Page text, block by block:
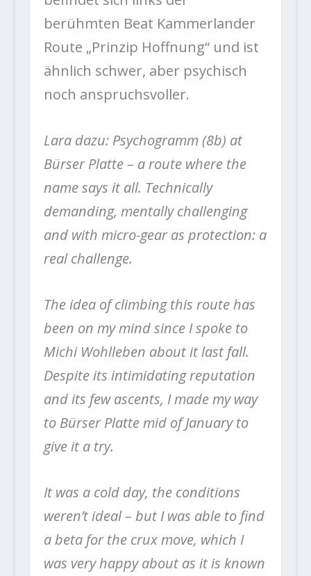
berühmten Beat Kammerlander
Route „Prinzip Hoffnung“ und ist
ähnlich schwer, aber psychisch
noch anspruchsvoller.
Lara dazu: Psychogramm (8b) at
Bürser Platte – a route where the
name says it all. Technically
demanding, mentally challenging
and with micro-gear as protection: a
real challenge.
The idea of climbing this route has
been on my mind since I spoke to
Michi Wohlleben about it last fall.
Despite its intimidating reputation
and its few ascents, I made my way
to Bürser Platte mid of January to
give it a try.
It was a cold day, the conditions
weren’t ideal – but I was able to find
a beta for the crux move, which I
was very happy about as it is known